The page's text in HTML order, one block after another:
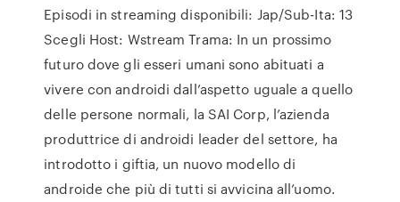
Episodi in streaming disponibili: Jap/Sub-Ita: 13
Scegli Host: Wstream Trama: In un prossimo
futuro dove gli esseri umani sono abituati a
vivere con androidi dall’aspetto uguale a quello
delle persone normali, la SAI Corp, l’azienda
produttrice di androidi leader del settore, ha
introdotto i giftia, un nuovo modello di
androide che più di tutti si avvicina all’uomo.